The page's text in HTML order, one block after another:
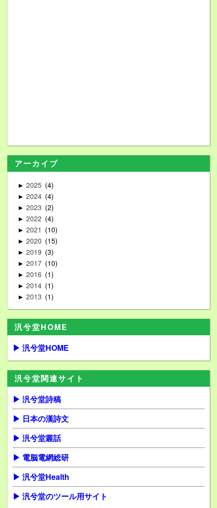
アーカイブ
► 2025 4
► 2024 4
► 2023 2
► 2022 4
► 2021 10
► 2020 15
► 2019 3
► 2017 10
► 2016 1
► 2014 1
► 2013 1
汎兮堂HOME
▶ 汎兮堂HOME
汎兮堂関連サイト
▶ 汎兮堂詩稿
▶ 日本の漢詩文
▶ 汎兮堂叢話
▶ 電脳電網総研
▶ 汎兮堂Health
▶ 汎兮堂のツール用サイト